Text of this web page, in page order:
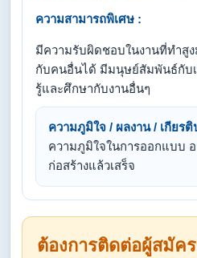
ความสามารถพิเศษ :
มีความรับผิดชอบในงานที่ทำสู
กับคนอื่นได้ มีมนุษย์สัมพันธ์กับ
รู้และศึกษากับงานอื่นๆ
ความภูมิใจ / ผลงาน / เกียรติ
ความภูมิใจในการออกแบบ
ก่อสร้างแล้วเสร็จ
ต้องการติดต่อผู้สมัค